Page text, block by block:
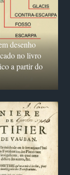
desenho
no livro
a partir do